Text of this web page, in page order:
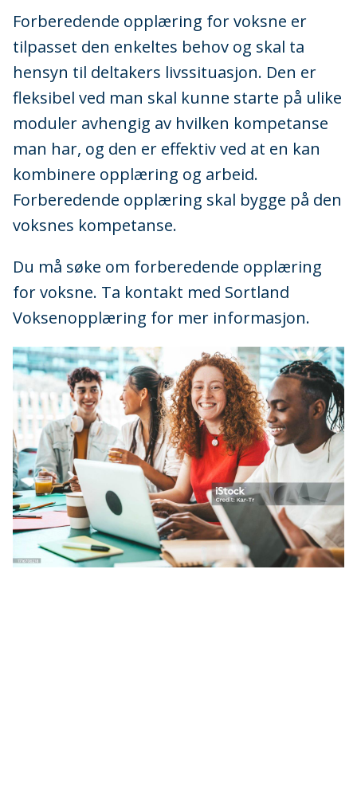
Forberedende opplæring for voksne er
tilpasset den enkeltes behov og skal ta
hensyn til deltakers livssituasjon. Den er
fleksibel ved man skal kunne starte på ulike
moduler avhengig av hvilken kompetanse
man har, og den er effektiv ved at en kan
kombinere opplæring og arbeid.
Forberedende opplæring skal bygge på den
voksnes kompetanse.
Du må søke om forberedende opplæring
for voksne. Ta kontakt med Sortland
Voksenopplæring for mer informasjon.